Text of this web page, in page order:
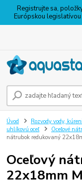
Registrujte sa,
Európskou
Úvod Rozvody vody,
uhlíkovú oceľ
Oceľové
nátrubok redukovaný
Oceľový
22x18mm